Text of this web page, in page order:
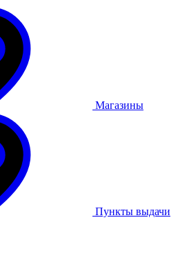
Магазины
Пункты выдачи